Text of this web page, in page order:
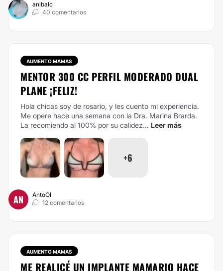
anibalc
40 comentarios
AUMENTO MAMAS
MENTOR 300 CC PERFIL MODERADO DUAL
PLANE ¡FELIZ!
Hola chicas soy de rosario, y les cuento mi experiencia.
Me opere hace una semana con la Dra. Marina Brarda.
La recomiendo al 100% por su calidez... Leer más
+6
AN
AntoOl
12 comentarios
AUMENTO MAMAS
ME REALICÉ UN IMPLANTE MAMARIO HACE